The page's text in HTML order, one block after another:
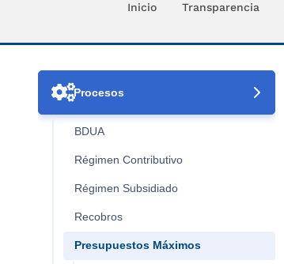
Inicio Transparencia
Procesos
BDUA
Régimen Contributivo
Régimen Subsidiado
Recobros
Presupuestos Máximos